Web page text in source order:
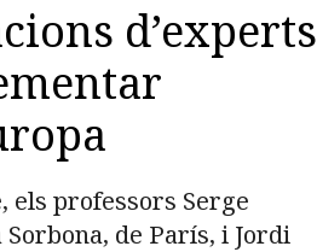
d’experts
els professors Serge
de París, i Jordi